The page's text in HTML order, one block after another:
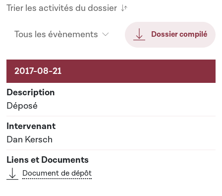
Trier les activités du dossier
Tous les évènements Dossier compilé
Activités sur le dossier
Déposé
Dan Kersch
Document de dépôt